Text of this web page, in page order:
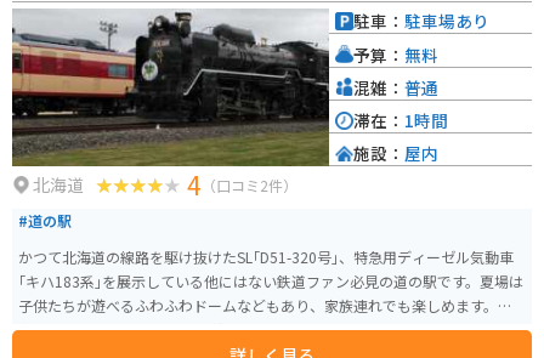
車で約1時間の距離にあります。周辺にはユンニの湯や由仁町伏見台公園など
の観光スポットも多く、ゆにガーデンと合わせて一日中楽しむことができま
す。
北海道 4 （口コミ2件）
#道の駅
かつて北海道の線路を駆け抜けたSL｢D51-320号｣、特急用ディーゼル気動車
｢キハ183系｣を展示している他にはない鉄道ファン必見の道の駅です。夏場は
子供たちが遊べるふわふわドームなどもあり、家族連れでも楽しめます。屋
内にはパンや特産品、野菜などもあります。
駐車： 駐車場あり
予算： 無料
混雑： 普通
滞在： 1時間
施設： 屋内